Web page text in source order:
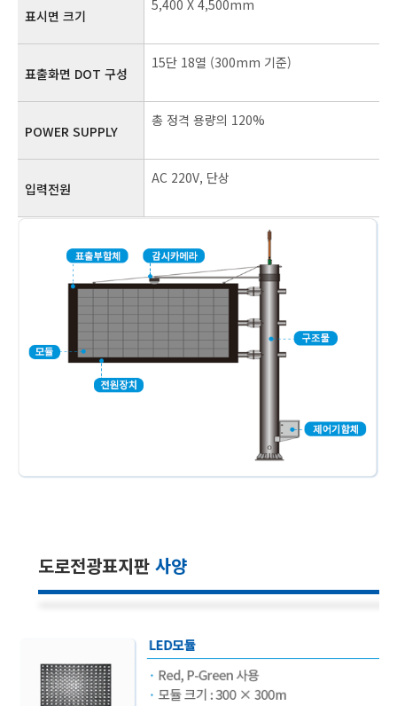
표시면 크기
5,400 X 4,500mm
표출화면 DOT 구성
15단 18열 (300mm 기준)
POWER SUPPLY
총 정격 용량의 120%
입력전원
AC 220V, 단상
도로전광표지판 사양